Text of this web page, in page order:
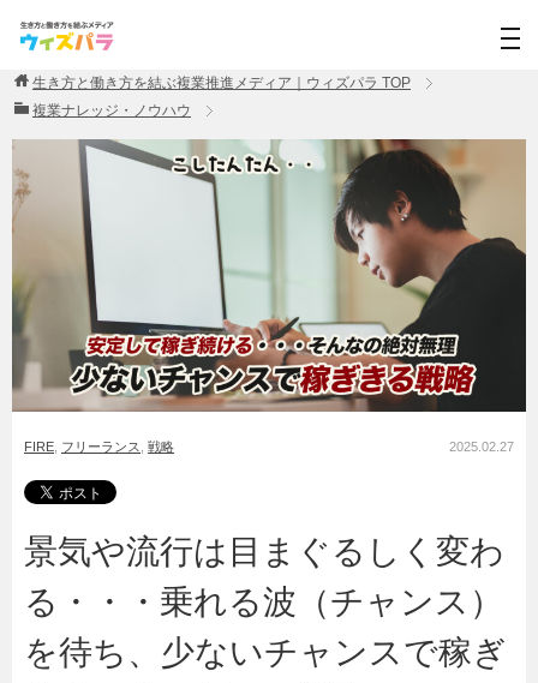
生き方と働き方を結ぶ複業推進メディア｜ウィズパラ TOP
複業ナレッジ・ノウハウ
FIRE フリーランス 戦略 2025.02.27
景気や流行は目まぐるしく変わ
る・・・乗れる波（チャンス）
を待ち、少ないチャンスで稼ぎ